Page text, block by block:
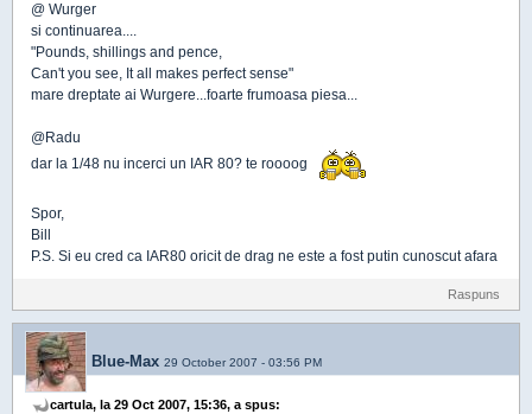
@ Wurger
si continuarea....
"Pounds, shillings and pence,
Can't you see, It all makes perfect sense"
mare dreptate ai Wurgere...foarte frumoasa piesa...
@Radu
dar la 1/48 nu incerci un IAR 80? te roooog
Spor,
Bill
P.S. Si eu cred ca IAR80 oricit de drag ne este a fost putin cunoscut afara
Raspuns
Blue-Max 29 October 2007 - 03:56 PM
cartula, la 29 Oct 2007, 15:36, a spus: